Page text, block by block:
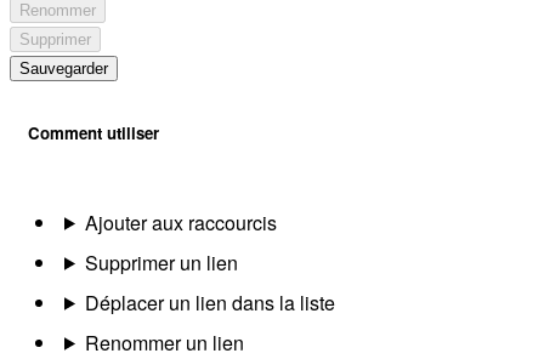
Renommer
Supprimer
Sauvegarder
Comment utiliser
Ajouter aux raccourcis
Supprimer un lien
Déplacer un lien dans la liste
Renommer un lien